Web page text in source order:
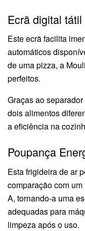
Ecrã digital
Este ecrã facilita
automáticos
de uma pizza, a
perfeitos.
Graças ao
dois alimentos
a eficiência na
Poupança
Esta frigideira de ar
comparação com
A, tornando-a uma
adequadas para
limpeza após o uso.